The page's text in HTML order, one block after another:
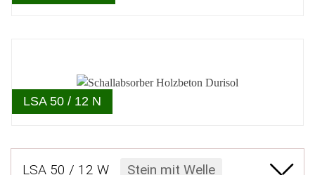
LSA 50 / 12 N
LSA 50 / 12 W Stein mit Welle